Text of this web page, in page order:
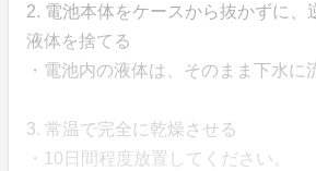
2. 電池本体をケースから抜かずに、
液体を捨てる
・電池内の液体は、そのまま下水に
3. 常温で完全に乾燥させる
・10日間程度放置してください。